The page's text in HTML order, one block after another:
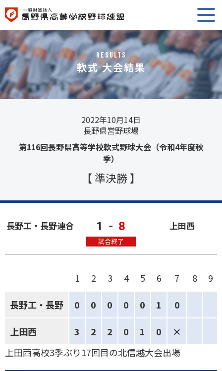
RESULTS
軟式 大会結果
2022年10月14日
長野県営野球場
第116回長野県高等学校軟式野球大会（令和4年度秋
季）
【 準決勝 】
長野工・長野連合 1 - 8
試合終了
上田西
1 2 3 4 5 6 7 8 9
長野工・長野 0 0 0 0 0 1 0
上田西 3 2 2 0 1 0
×
上田西高校3季ぶり17回目の北信越大会出場